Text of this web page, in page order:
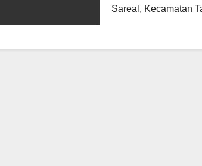
Sareal, Kecamatan